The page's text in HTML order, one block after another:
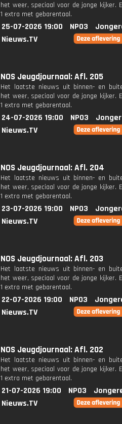
het weer, speciaal voor de jonge kijker.
1 extra met gebarentaal.
25-07-2026 19:00 NPO3
Nieuws.TV
NOS Jeugdjournaal: Afl. 205
Het laatste nieuws uit binnen- en
het weer, speciaal voor de jonge kijker.
1 extra met gebarentaal.
24-07-2026 19:00 NPO3
Nieuws.TV
NOS Jeugdjournaal: Afl. 204
Het laatste nieuws uit binnen- en
het weer, speciaal voor de jonge kijker.
1 extra met gebarentaal.
23-07-2026 19:00 NPO3
Nieuws.TV
NOS Jeugdjournaal: Afl. 203
Het laatste nieuws uit binnen- en
het weer, speciaal voor de jonge kijker.
1 extra met gebarentaal.
22-07-2026 19:00 NPO3
Nieuws.TV
NOS Jeugdjournaal: Afl. 202
Het laatste nieuws uit binnen- en
het weer, speciaal voor de jonge kijker.
1 extra met gebarentaal.
21-07-2026 19:00 NPO3
Nieuws.TV